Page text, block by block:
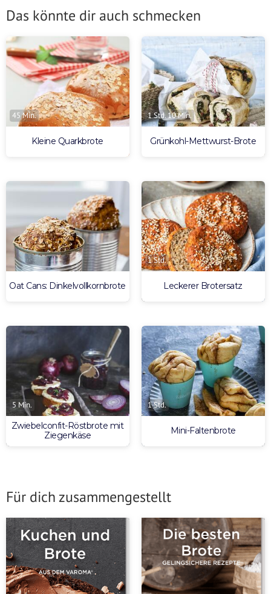
Das könnte dir auch schmecken
45 Min.
Kleine Quarkbrote
1 Std. 10 Min.
Grünkohl-Mettwurst-Brote
Oat Cans: Dinkelvollkornbrote
1 Std.
Leckerer Brotersatz
5 Min.
Zwiebelconfit-Röstbrote mit
Ziegenkäse
1 Std.
Mini-Faltenbrote
Für dich zusammengestellt